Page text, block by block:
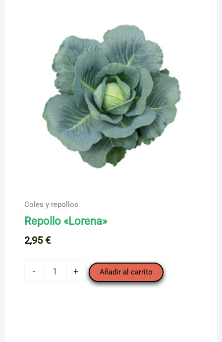
Coles y repollos
Repollo «Lorena»
2,95 €
-
Repollo
+ Añadir al carrito